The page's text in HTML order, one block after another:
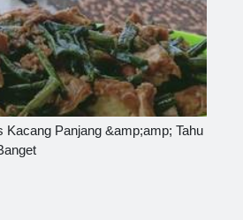
Kacang Panjang &amp;amp; Tahu